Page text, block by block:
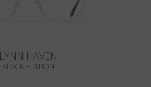
LYNN HAVEN
BLACK EDITION